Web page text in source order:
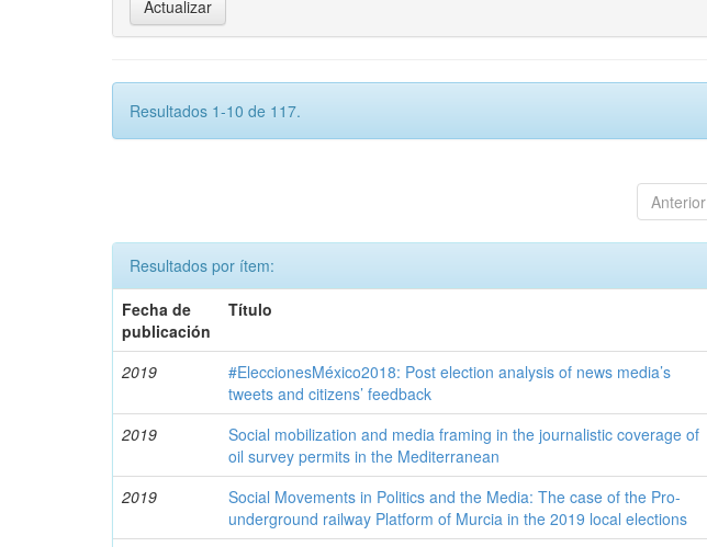
Resultados 1-10 de 117.
Anterior
Resultados por ítem:
Fecha de
publicación
Título
2019
#EleccionesMéxico2018: Post election analysis of news media’s
tweets and citizens’ feedback
2019
Social mobilization and media framing in the journalistic coverage of
oil survey permits in the Mediterranean
2019
Social Movements in Politics and the Media: The case of the Pro-
underground railway Platform of Murcia in the 2019 local elections